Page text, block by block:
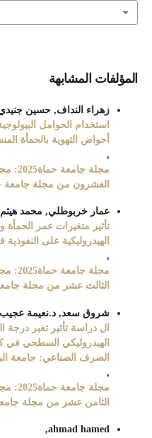
المؤلفات المشابهة
زهراء النداف, حسين
استخدام الحوامل
أحواض التهوية بالحمأة
,
العشرون من مجلة جامعة
عمار خربوطلي, محمد
تأثير متغيرات عمر الحمأة
الهيدروليكية على
,
الثالث عشر من مجلة
شروق سعد, د.نعيمة
الهيدروليكي السطحي في
الصرف الصناعي: جامعة
,
الثامن عشر من مجلة
ahmad hamed,